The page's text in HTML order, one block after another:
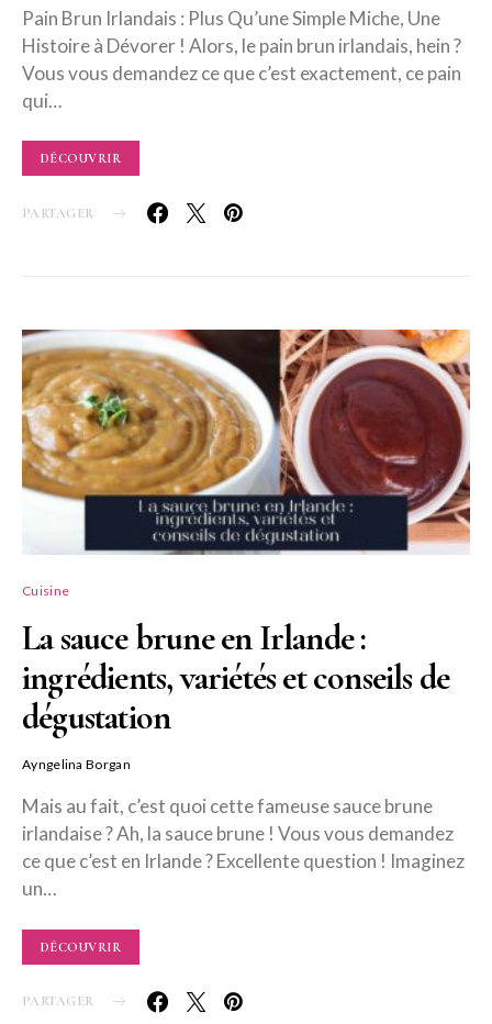
Pain Brun Irlandais : Plus Qu’une Simple Miche, Une
Histoire à Dévorer ! Alors, le pain brun irlandais, hein ?
Vous vous demandez ce que c’est exactement, ce pain
qui…
DÉCOUVRIR
PARTAGER
Cuisine
La sauce brune en Irlande :
ingrédients, variétés et conseils de
dégustation
Ayngelina Borgan
Mais au fait, c’est quoi cette fameuse sauce brune
irlandaise ? Ah, la sauce brune ! Vous vous demandez
ce que c’est en Irlande ? Excellente question ! Imaginez
un…
DÉCOUVRIR
PARTAGER